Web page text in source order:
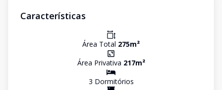
Características
Área Total 275m²
Área Privativa 217m²
3 Dormitórios